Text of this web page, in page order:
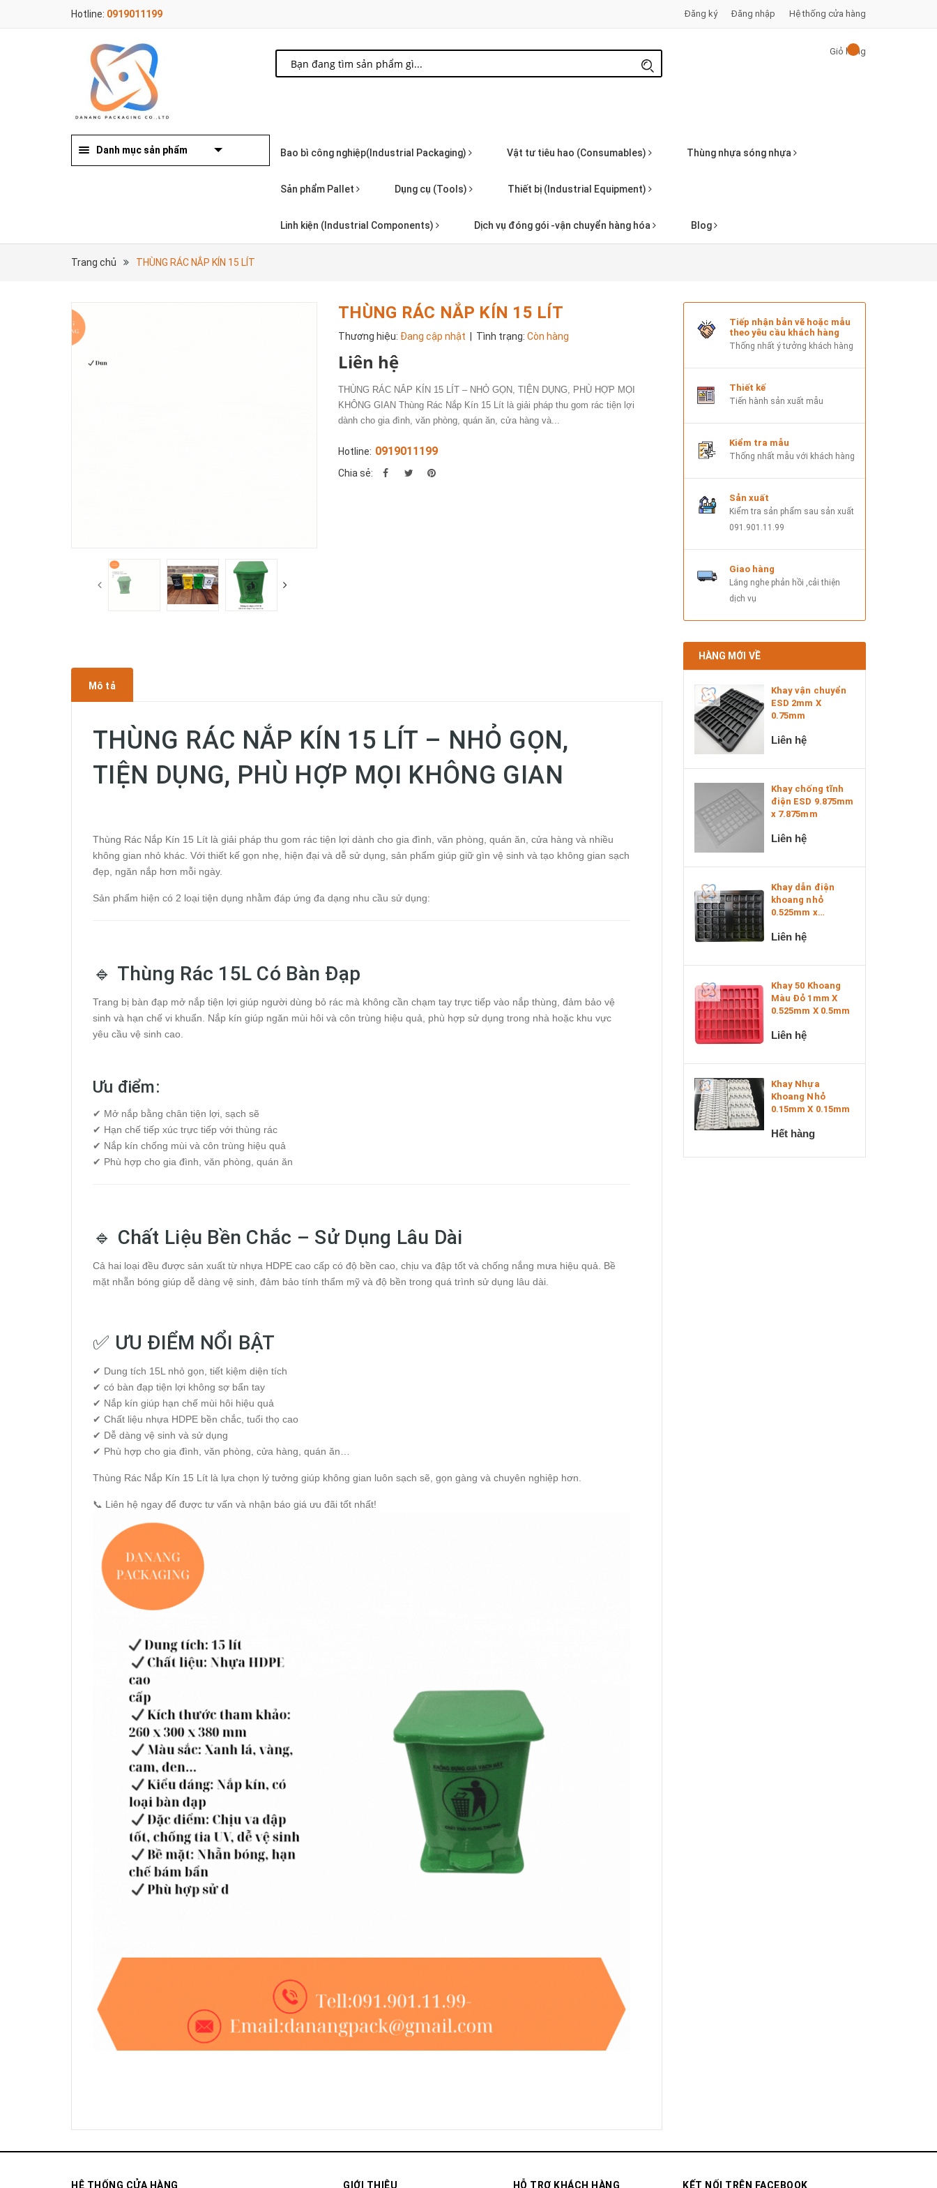
Hotline: 0919011199 Đăng ký Đăng nhập Hệ thống cửa hàng
Giỏ hàng
Danh mục sản phẩm Bao bì công nghiệp(Industrial Packaging) Vật tư tiêu hao (Consumables) Thùng nhựa sóng nhựa
Sản phẩm Pallet Dụng cụ (Tools) Thiết bị (Industrial Equipment)
Linh kiện (Industrial Components) Dịch vụ đóng gói -vận chuyển hàng hóa Blog
Trang chủ THÙNG RÁC NẮP KÍN 15 LÍT
THÙNG RÁC NẮP KÍN 15 LÍT
Thương hiệu: Đang cập nhật | Tình trạng:Còn hàng
Liên hệ
THÙNG RÁC NẮP KÍN 15 LÍT – NHỎ GỌN, TIỆN DỤNG, PHÙ HỢP MỌI
KHÔNG GIAN Thùng Rác Nắp Kín 15 Lít là giải pháp thu gom rác tiện lợi
dành cho gia đình, văn phòng, quán ăn, cửa hàng và...
Hotline: 0919011199
Chia sẻ:
Mô tả
THÙNG RÁC NẮP KÍN 15 LÍT – NHỎ GỌN,
TIỆN DỤNG, PHÙ HỢP MỌI KHÔNG GIAN
Thùng Rác Nắp Kín 15 Lít là giải pháp thu gom rác tiện lợi dành cho gia đình, văn phòng, quán ăn, cửa hàng và nhiều
không gian nhỏ khác. Với thiết kế gọn nhẹ, hiện đại và dễ sử dụng, sản phẩm giúp giữ gìn vệ sinh và tạo không gian sạch
đẹp, ngăn nắp hơn mỗi ngày.
Sản phẩm hiện có 2 loại tiện dụng nhằm đáp ứng đa dạng nhu cầu sử dụng:
🔹 Thùng Rác 15L Có Bàn Đạp
Trang bị bàn đạp mở nắp tiện lợi giúp người dùng bỏ rác mà không cần chạm tay trực tiếp vào nắp thùng, đảm bảo vệ
sinh và hạn chế vi khuẩn. Nắp kín giúp ngăn mùi hôi và côn trùng hiệu quả, phù hợp sử dụng trong nhà hoặc khu vực
yêu cầu vệ sinh cao.
Ưu điểm:
✔ Mở nắp bằng chân tiện lợi, sạch sẽ
✔ Hạn chế tiếp xúc trực tiếp với thùng rác
✔ Nắp kín chống mùi và côn trùng hiệu quả
✔ Phù hợp cho gia đình, văn phòng, quán ăn
🔹 Chất Liệu Bền Chắc – Sử Dụng Lâu Dài
Cả hai loại đều được sản xuất từ nhựa HDPE cao cấp có độ bền cao, chịu va đập tốt và chống nắng mưa hiệu quả. Bề
mặt nhẵn bóng giúp dễ dàng vệ sinh, đảm bảo tính thẩm mỹ và độ bền trong quá trình sử dụng lâu dài.
✅ ƯU ĐIỂM NỔI BẬT
✔ Dung tích 15L nhỏ gọn, tiết kiệm diện tích
✔ có bàn đạp tiện lợi không sợ bẩn tay
✔ Nắp kín giúp hạn chế mùi hôi hiệu quả
✔ Chất liệu nhựa HDPE bền chắc, tuổi thọ cao
✔ Dễ dàng vệ sinh và sử dụng
✔ Phù hợp cho gia đình, văn phòng, cửa hàng, quán ăn…
Thùng Rác Nắp Kín 15 Lít là lựa chọn lý tưởng giúp không gian luôn sạch sẽ, gọn gàng và chuyên nghiệp hơn.
📞 Liên hệ ngay để được tư vấn và nhận báo giá ưu đãi tốt nhất!
Tiếp nhận bản vẽ hoặc mẫu
theo yêu cầu khách hàng
Thống nhất ý tưởng khách hàng
Thiết kế
Tiến hành sản xuất mẫu
Kiểm tra mẫu
Thống nhất mẫu với khách hàng
Sản xuất
Kiểm tra sản phẩm sau sản xuất
091.901.11.99
Giao hàng
Lắng nghe phản hồi ,cải thiện
dịch vụ
HÀNG MỚI VỀ
Khay vận chuyển
ESD 2mm X
0.75mm
Liên hệ
Khay chống tĩnh
điện ESD 9.875mm
x 7.875mm
Liên hệ
Khay dẫn điện
khoang nhỏ
0.525mm x
Liên hệ
Khay 50 Khoang
Màu Đỏ 1mm X
0.525mm X 0.5mm
Liên hệ
Khay Nhựa
Khoang Nhỏ
0.15mm X 0.15mm
Hết hàng
HỆ THỐNG CỬA HÀNG GIỚI THIỆU HỖ TRỢ KHÁCH HÀNG KẾT NỐI TRÊN FACEBOOK